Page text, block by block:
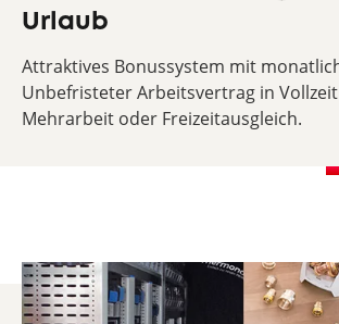
Urlaub
Attraktives Bonussystem mit
Unbefristeter Arbeitsvertrag in
Mehrarbeit oder Freizeitausgleich.